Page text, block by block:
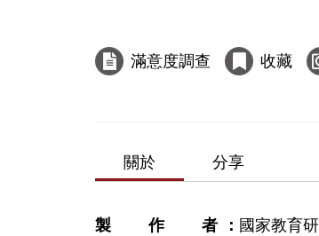
滿意度調查 收藏
關於 分享
製作者
國家教育